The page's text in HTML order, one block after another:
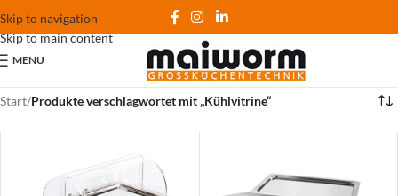
Skip to navigation
Skip to main content
MENU
Start/Produkte verschlagwortet mit „Kühlvitrine“